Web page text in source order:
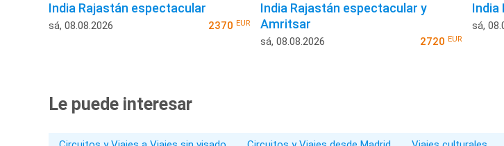
India Rajastán espectacular
sá, 08.08.2026 2370 EUR
India Rajastán espectacular y
Amritsar
sá, 08.08.2026 2720 EUR
India
sá,
Le puede interesar